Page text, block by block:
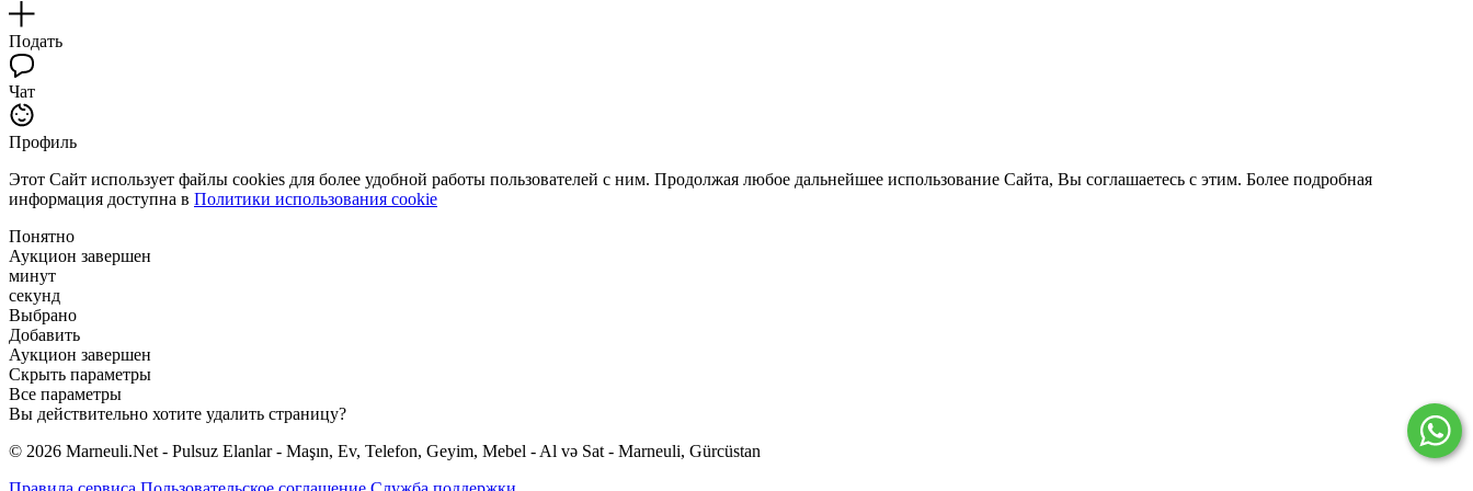
Подать
Чат
Профиль
Этот Сайт использует файлы cookies для более удобной работы пользователей с ним. Продолжая любое дальнейшее использование Сайта, Вы соглашаетесь с этим. Более подробная
информация доступна в Политики использования cookie
Понятно
Аукцион завершен
минут
секунд
Выбрано
Добавить
Аукцион завершен
Скрыть параметры
Все параметры
Вы действительно хотите удалить страницу?
© 2026 Marneuli.Net - Pulsuz Elanlar - Maşın, Ev, Telefon, Geyim, Mebel - Al və Sat - Marneuli, Gürcüstan